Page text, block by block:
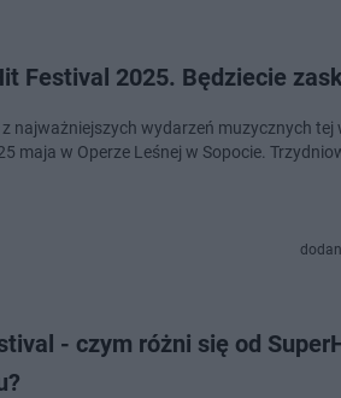
Festival 2025. Będziecie
najważniejszych wydarzeń muzycznych tej
maja w Operze Leśnej w Sopocie.
- czym różni się od